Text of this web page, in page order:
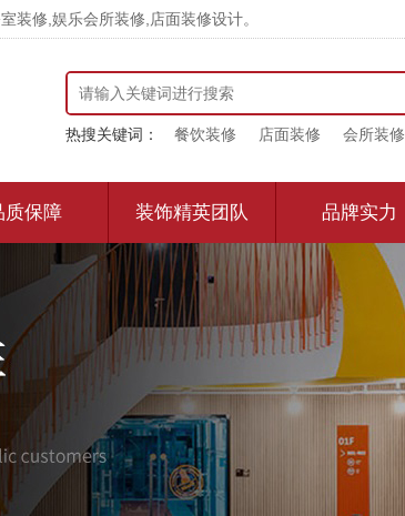
装修,娱乐会所装修,店面装修设计。
热搜关键词： 餐饮装修 店面装修 会所装修
质保障 装饰精英团队 品牌实力